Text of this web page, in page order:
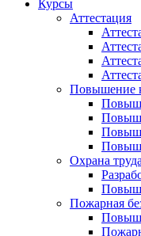
Курсы
Аттестация
Повышение
Охрана труда
Пожарная